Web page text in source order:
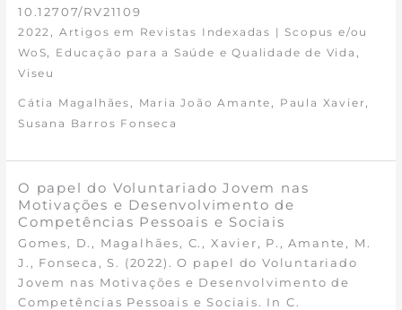
10.12707/RV21109
2022 , Artigos em Revistas Indexadas | Scopus e/ou
WoS, Educação para a Saúde e Qualidade de Vida ,
Viseu
Cátia Magalhães , Maria João Amante , Paula Xavier ,
Susana Barros Fonseca
O papel do Voluntariado Jovem nas
Motivações e Desenvolvimento de
Competências Pessoais e Sociais
Gomes, D., Magalhães, C., Xavier, P., Amante, M.
J., Fonseca, S. (2022). O papel do Voluntariado
Jovem nas Motivações e Desenvolvimento de
Competências Pessoais e Sociais. In C.